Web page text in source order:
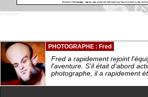
PHOTOGRAPHE : Fred
Fred a rapidement rejoint
l'aventure. S'il était d'abord
photographe, il a rapidement